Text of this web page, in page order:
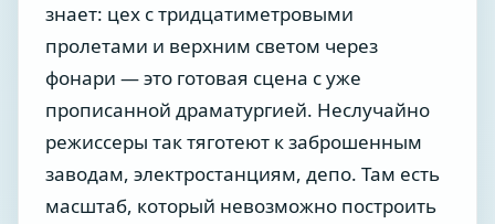
знает: цех с тридцатиметровыми
пролетами и верхним светом через
фонари — это готовая сцена с уже
прописанной драматургией. Неслучайно
режиссеры так тяготеют к заброшенным
заводам, электростанциям, депо. Там есть
масштаб, который невозможно построить